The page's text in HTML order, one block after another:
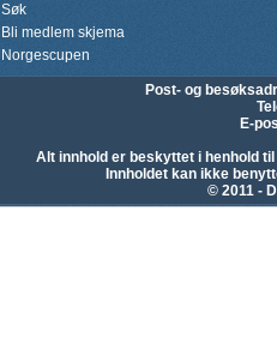
Søk
Bli medlem skjema
Norgescupen
Post- og
E-
Alt innhold er beskyttet i henhold
Innholdet kan ikke
© 2011 -